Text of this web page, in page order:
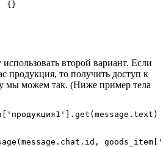
{}
второй вариант. Если
продукция, то получить доступ к
мы можем так. (Ниже пример тела